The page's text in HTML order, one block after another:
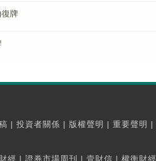
牌
| 投資者關係 | 版權聲明 | 重要聲明 |
經 | 證券市場周刊 | 壹財信 | 權衡財經